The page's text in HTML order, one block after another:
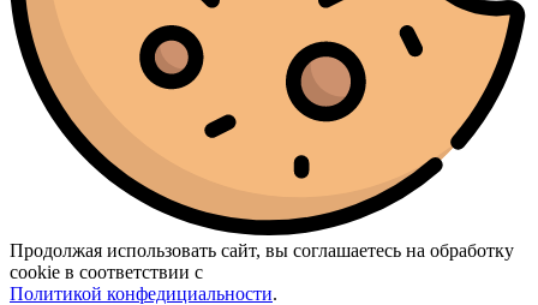
Продолжая использовать сайт, вы соглашаетесь на обработку
cookie в соответствии с
Политикой конфедициальности.